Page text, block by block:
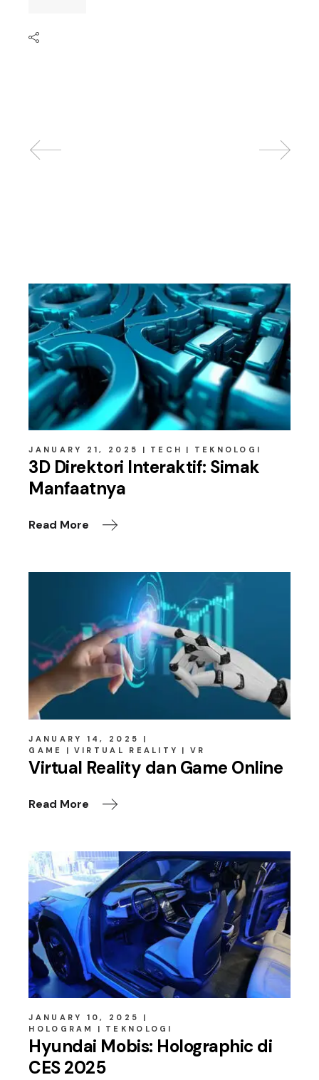
JANUARY 21, 2025 TECH TEKNOLOGI
3D Direktori Interaktif: Simak
Manfaatnya
Read More
JANUARY 14, 2025
GAME
VIRTUAL REALITY VR
Virtual Reality dan Game Online
Read More
JANUARY 10, 2025
HOLOGRAM
TEKNOLOGI
Hyundai Mobis: Holographic di
CES 2025